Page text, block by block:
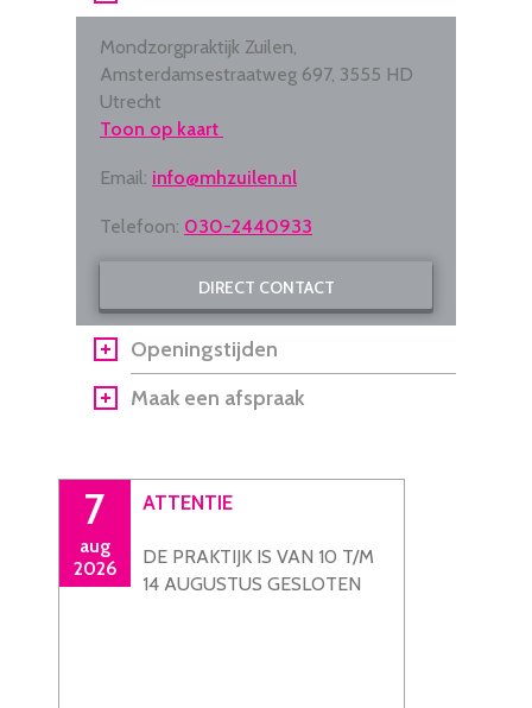
Mondzorgpraktijk Zuilen,
Amsterdamsestraatweg 697, 3555 HD
Utrecht
Toon op kaart
Email: info@mhzuilen.nl
Telefoon: 030-2440933
DIRECT CONTACT
Openingstijden
Maak een afspraak
7
aug
2026
ATTENTIE
DE PRAKTIJK IS VAN 10 T/M
14 AUGUSTUS GESLOTEN